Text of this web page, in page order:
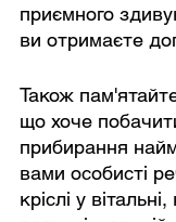
приємного
ви отримаєте
Також
що хоче
прибирання
вами особисті
кріслі у